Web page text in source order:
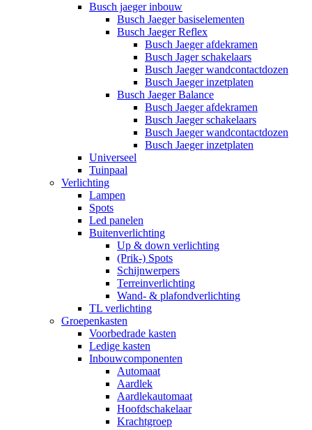
Busch jaeger inbouw
Busch Jaeger basiselementen
Busch Jaeger Reflex
Busch Jaeger afdekramen
Busch Jager schakelaars
Busch Jaeger wandcontactdozen
Busch Jaeger inzetplaten
Busch Jaeger Balance
Busch Jaeger afdekramen
Busch Jaeger schakelaars
Busch Jaeger wandcontactdozen
Busch Jaeger inzetplaten
Universeel
Tuinpaal
Verlichting
Lampen
Spots
Led panelen
Buitenverlichting
Up & down verlichting
(Prik-) Spots
Schijnwerpers
Terreinverlichting
Wand- & plafondverlichting
TL verlichting
Groepenkasten
Voorbedrade kasten
Ledige kasten
Inbouwcomponenten
Automaat
Aardlek
Aardlekautomaat
Hoofdschakelaar
Krachtgroep